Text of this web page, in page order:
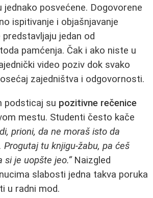
jednako posvećene. Dogovorene
ispitivanje i objašnjavanje
jedan od
pamćenja. Čak i ako niste u
video poziv dok svako
zajedništva i odgovornosti.
podsticaj su pozitivne rečenice
mestu. Studenti često kače
prioni, da ne moraš isto da
tu knjigu-žabu, pa ćeš
si je uopšte jeo.“Naizgled
slabosti jedna takva poruka
u radni mod.